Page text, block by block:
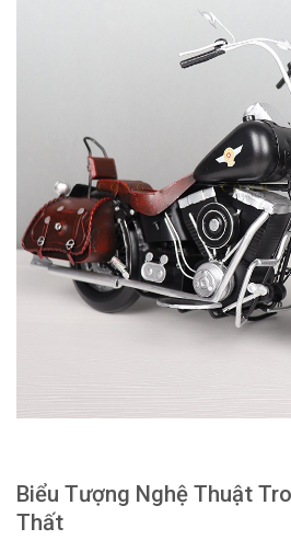
Biểu Tượng Nghệ Thuật
Thất